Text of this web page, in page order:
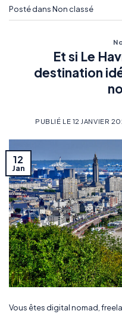
Posté dansNon classé
Et si Le
destination
PUBLIÉ LE 12 JANVIER
12
Jan
Vous êtes digital nomad,